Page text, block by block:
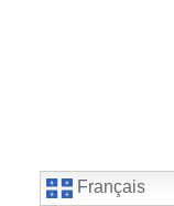
Français